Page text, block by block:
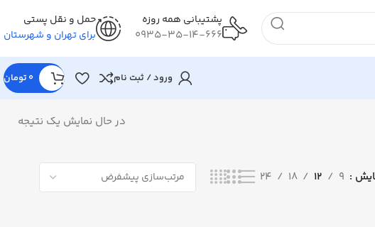
پشتیبانی همه روزه
0935-35-14-666
حمل و نقل پستی
برای تهران و شهرستان
ورود / ثبت نام 0 تومان
در حال نمایش یک نتیجه
9
12
18
24